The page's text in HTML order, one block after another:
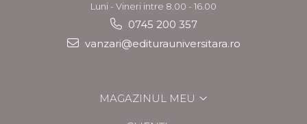
Luni - Vineri intre 8.00 - 16.00
0745 200 357
vanzari@editurauniversitara.ro
MAGAZINUL MEU